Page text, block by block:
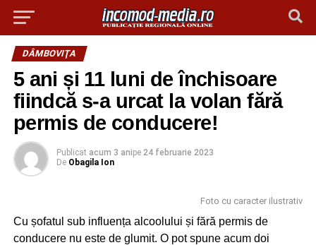
DÂMBOVIŢA
5 ani și 11 luni de închisoare
fiindcă s-a urcat la volan fără
permis de conducere!
Publicat acum 3 anipe 24 februarie 2023
De Obagila Ion
Foto cu caracter ilustrativ
Cu șofatul sub influența alcoolului și fără permis de
conducere nu este de glumit. O pot spune acum doi